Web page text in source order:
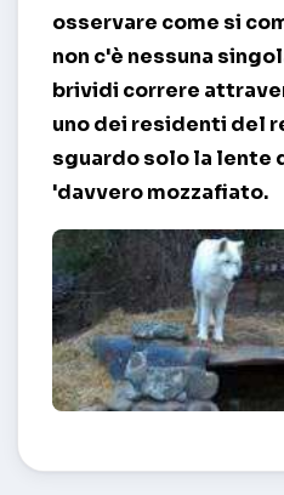
osservare come si
non c'è nessuna
brividi correre
uno dei residenti del
sguardo solo la lente
'davvero mozzafiato.